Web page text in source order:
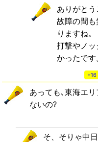
ありがとう
故障の間
りますね。
打撃やノ
かったです
+16
あっても､東海エ
ないの?
そ、そりゃ中